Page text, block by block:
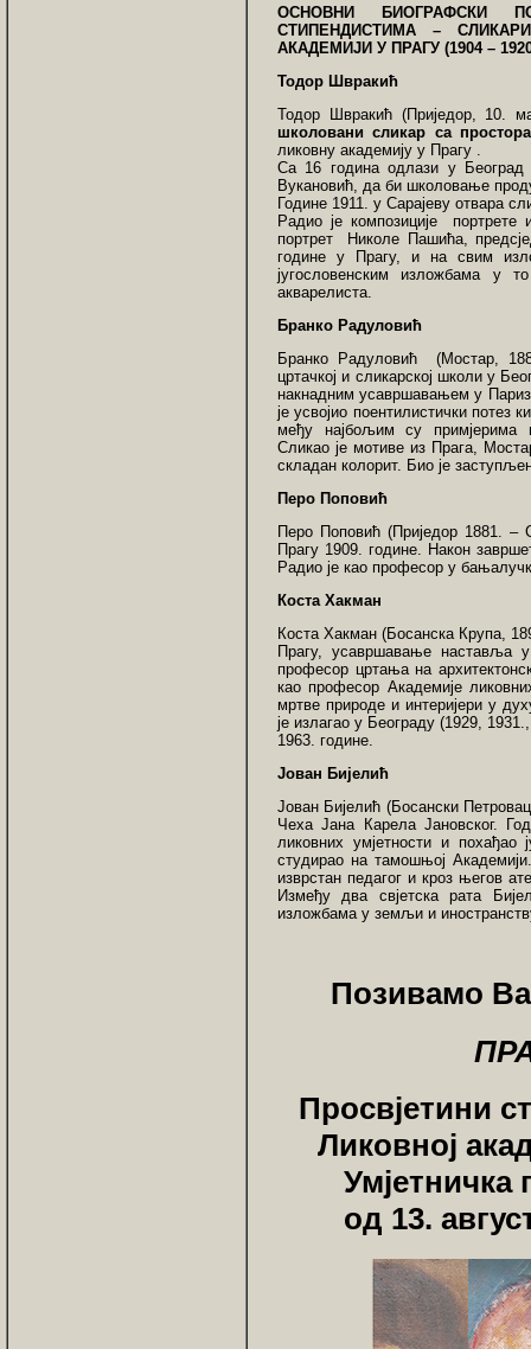
ОСНОВНИ БИОГРАФСКИ
СТИПЕНДИСТИМА –
АКАДЕМИЈИ У ПРАГУ (1904 –
Тодор Швракић
Тодор Швракић (Приједор, 10.
школовани сликар са
ликовну академију у Прагу .
Са 16 година одлази у Београд
Вукановић, да би школовање
Године 1911. у Сарајеву отвара
Радио је композиције портрете
портрет Николе Пашића,
године у Прагу, и на свим
југословенским изложбама у
акварелиста.
Бранко Радуловић
Бранко Радуловић (Мостар,
цртачкој и сликарској школи у
накнадним усавршавањем у
је усвојио поентилистички потез
међу најбољим су примјерима
Сликао је мотиве из Прага,
складан колорит. Био је
Перо Поповић
Перо Поповић (Приједор 1881. –
Прагу 1909. године. Након
Радио је као професор у
Коста Хакман
Коста Хакман (Босанска Крупа,
Прагу, усавршавање наставља
професор цртања на
као професор Академије
мртве природе и интеријери у
је излагао у Београду (1929,
1963. године.
Јован Бијелић
Јован Бијелић (Босански
Чеха Јана Карела Јановског.
ликовних умјетности и
студирао на тамошњој
изврстан педагог и кроз његов
Између два свјетска рата
изложбама у земљи и
Позивамо
Просвјетини
Ликовној
Умјетничка
од 13.